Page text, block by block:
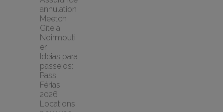
annulation
Meetch
Gîte à
Noirmouti
er
Ideias para
passeios:
Pass
Férias
2026
Locations